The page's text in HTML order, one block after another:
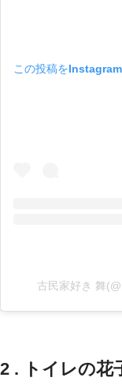
この投稿を
古民家好き 舞
2 . トイレの花